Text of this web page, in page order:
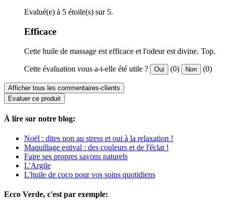
Evalué(e) à 5 étoile(s) sur 5.
Efficace
Cette huile de massage est efficace et l'odeur est divine. Top.
Cette évaluation vous a-t-elle été utile ? Oui (0) Non (0)
Afficher tous les commentaires-clients
Evaluer ce produit
À lire sur notre blog:
Noël : dites non au stress et oui à la relaxation !
Maquillage estival : des couleurs et de l'éclat !
Faire ses propres savons naturels
L'Argile
L'huile de coco pour vos soins quotidiens
Ecco Verde, c'est par exemple: